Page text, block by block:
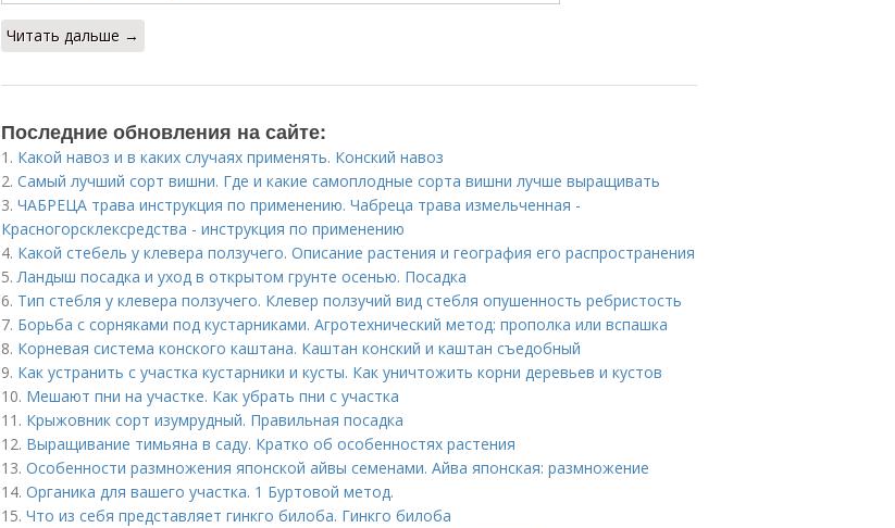
Читать дальше →
Последние обновления на сайте:
1. Какой навоз и в каких случаях применять. Конский навоз
2. Самый лучший сорт вишни. Где и какие самоплодные сорта вишни лучше выращивать
3. ЧАБРЕЦА трава инструкция по применению. Чабреца трава измельченная -
Красногорсклексредства - инструкция по применению
4. Какой стебель у клевера ползучего. Описание растения и география его распространения
5.Ландыш посадка и уход в открытом грунте осенью. Посадка
6. Тип стебля у клевера ползучего. Клевер ползучий вид стебля опушенность ребристость
7. Борьба с сорняками под кустарниками. Агротехнический метод: прополка или вспашка
8. Корневая система конского каштана. Каштан конский и каштан съедобный
9. Как устранить с участка кустарники и кусты. Как уничтожить корни деревьев и кустов
10. Мешают пни на участке. Как убрать пни с участка
11. Крыжовник сорт изумрудный. Правильная посадка
12. Выращивание тимьяна в саду. Кратко об особенностях растения
13. Особенности размножения японской айвы семенами. Айва японская: размножение
14. Органика для вашего участка. 1 Буртовой метод.
15. Что из себя представляет гинкго билоба. Гинкго билоба